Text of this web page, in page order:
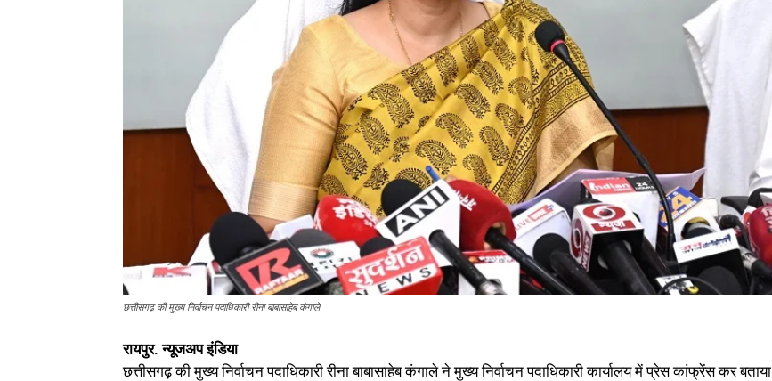
छत्तीसगढ़ की मुख्य निर्वाचन पदाधिकारी रीना बाबासाहेब कंगाले
रायपुर. न्यूजअप इंडिया
छत्तीसगढ़ की मुख्य निर्वाचन पदाधिकारी रीना बाबासाहेब कंगाले ने मुख्य निर्वाचन पदाधिकारी कार्यालय में प्रेस कांफ्रेंस कर बताया